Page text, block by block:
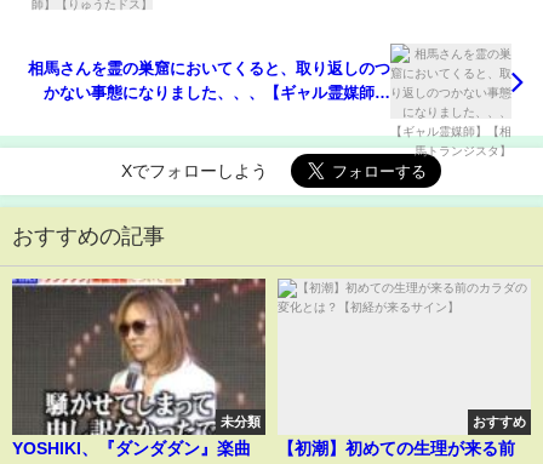
相馬さんを霊の巣窟においてくると、取り返しのつ
かない事態になりました、、、【ギャル霊媒師】
Xでフォローしよう
おすすめの記事
未分類
YOSHIKI、『ダンダダン』楽曲
おすすめ
【初潮】初めての生理が来る前